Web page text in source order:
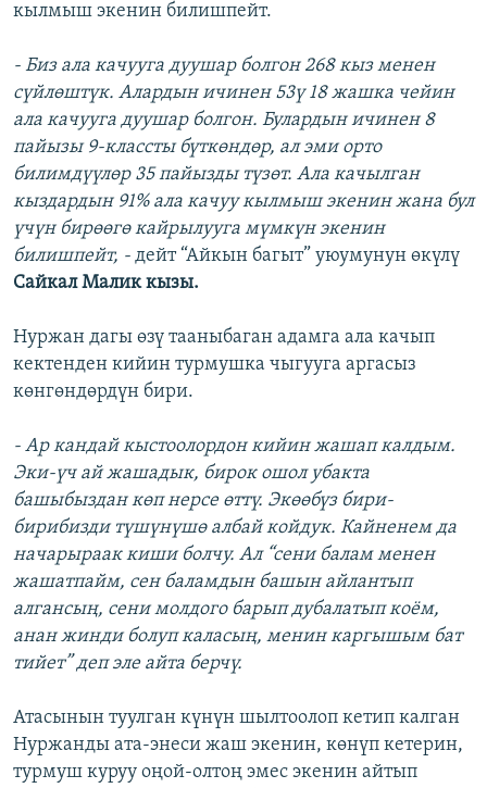
кылмыш экенин билишпейт.
- Биз ала качууга дуушар болгон 268 кыз менен
сүйлөштүк. Алардын ичинен 53ү 18 жашка чейин
ала качууга дуушар болгон. Булардын ичинен 8
пайызы 9-классты бүткөндөр, ал эми орто
билимдүүлөр 35 пайызды түзөт. Ала качылган
кыздардын 91% ала качуу кылмыш экенин жана бул
үчүн бирөөгө кайрылууга мүмкүн экенин
билишпейт, - дейт “Айкын багыт” уюумунун өкүлү
Сайкал Малик кызы.
Нуржан дагы өзү тааныбаган адамга ала качып
кектенден кийин турмушка чыгууга аргасыз
көнгөндөрдүн бири.
- Ар кандай кыстоолордон кийин жашап калдым.
Эки-үч ай жашадык, бирок ошол убакта
башыбыздан көп нерсе өттү. Экөөбүз бири-
бирибизди түшүнүшө албай койдук. Кайненем да
начарыраак киши болчу. Ал “сени балам менен
жашатпайм, сен баламдын башын айлантып
алгансың, сени молдого барып дубалатып коём,
анан жинди болуп каласың, менин каргышым бат
тийет” деп эле айта берчү.
Атасынын туулган күнүн шылтоолоп кетип калган
Нуржанды ата-энеси жаш экенин, көнүп кетерин,
турмуш куруу оңой-олтоң эмес экенин айтып